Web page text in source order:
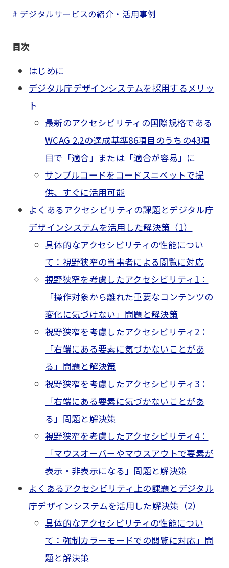
# デジタルサービスの紹介・活用事例
目次
はじめに
デジタル庁デザインシステムを採用するメリッ
ト
最新のアクセシビリティの国際規格である
WCAG 2.2の達成基準86項目のうちの43項
目で「適合」または「適合が容易」に
サンプルコードをコードスニペットで提
供、すぐに活用可能
よくあるアクセシビリティの課題とデジタル庁
デザインシステムを活用した解決策（1）
具体的なアクセシビリティの性能につい
て：視野狭窄の当事者による閲覧に対応
視野狭窄を考慮したアクセシビリティ1：
「操作対象から離れた重要なコンテンツの
変化に気づけない」問題と解決策
視野狭窄を考慮したアクセシビリティ2：
「右端にある要素に気づかないことがあ
る」問題と解決策
視野狭窄を考慮したアクセシビリティ3：
「右端にある要素に気づかないことがあ
る」問題と解決策
視野狭窄を考慮したアクセシビリティ4：
「マウスオーバーやマウスアウトで要素が
表示・非表示になる」問題と解決策
よくあるアクセシビリティ上の課題とデジタル
庁デザインシステムを活用した解決策（2）
具体的なアクセシビリティの性能につい
て：強制カラーモードでの閲覧に対応」問
題と解決策